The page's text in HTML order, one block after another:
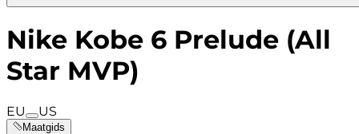
Nike Kobe 6 Prelude (All
Star MVP)
EU US
Maatgids